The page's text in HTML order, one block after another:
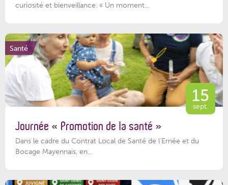
curiosité et bienveillance. « Un moment...
Santé
15
sept.
Journée « Promotion de la santé »
Dans le cadre du Contrat Local de Santé de l’Ernée et du
Bocage Mayennais, en...